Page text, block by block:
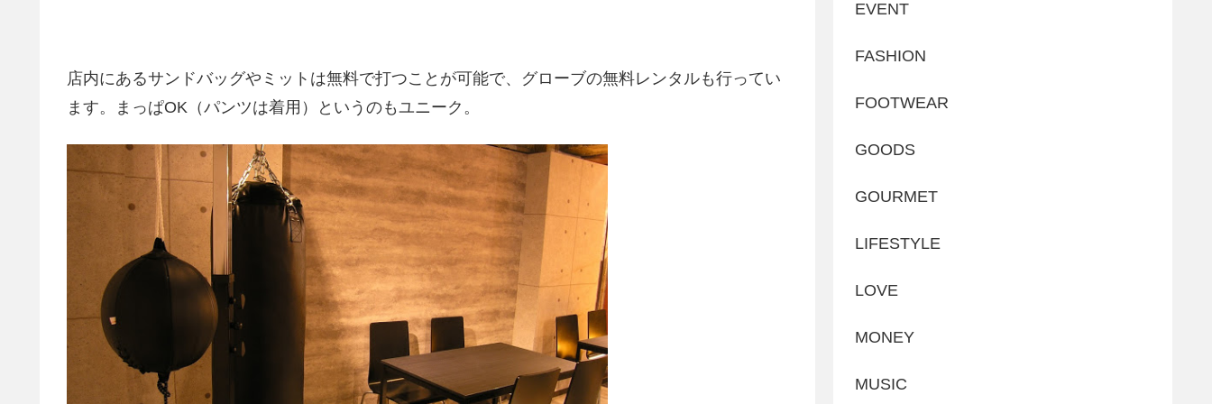
店内にあるサンドバッグやミットは無料で打つことが可能で、グローブの無料レンタルも行ってい
ます。まっぱOK（パンツは着用）というのもユニーク。
EVENT
FASHION
FOOTWEAR
GOODS
GOURMET
LIFESTYLE
LOVE
MONEY
MUSIC